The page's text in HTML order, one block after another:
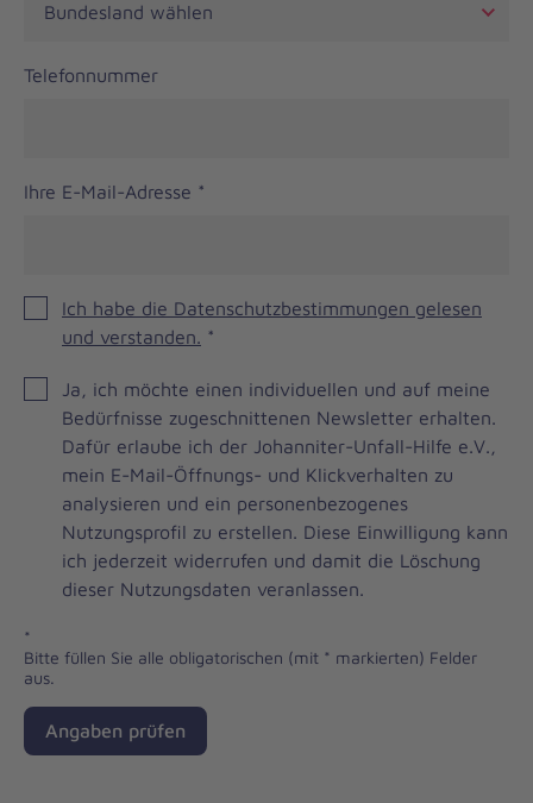
Telefonnummer
Ihre E-Mail-Adresse *
Ich habe die Datenschutzbestimmungen gelesen
und verstanden. *
Brevo
Newsletter
Checkbox
Ja, ich möchte einen individuellen und auf meine
Bedürfnisse zugeschnittenen Newsletter erhalten.
Dafür erlaube ich der Johanniter-Unfall-Hilfe e.V.,
mein E-Mail-Öffnungs- und Klickverhalten zu
analysieren und ein personenbezogenes
Nutzungsprofil zu erstellen. Diese Einwilligung kann
ich jederzeit widerrufen und damit die Löschung
dieser Nutzungsdaten veranlassen.
*
Bitte füllen Sie alle obligatorischen (mit * markierten) Felder
aus.
Angaben prüfen